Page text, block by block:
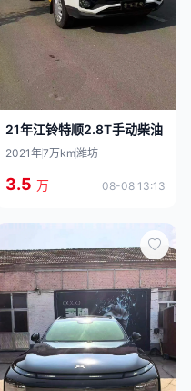
21年江铃特顺2.8T手动柴油
2021年7万km潍坊
3.5 万 08-08 13:13